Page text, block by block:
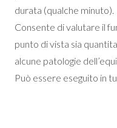
durata (qualche minuto).
Consente di valutare il
punto di vista sia
alcune patologie
Può essere eseguito in